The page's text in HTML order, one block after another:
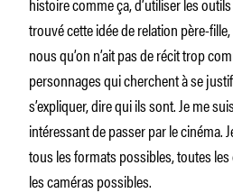
trouvé cette idée de relation père-
nous qu’on n’ait pas de récit trop
personnages qui cherchent à se
s’expliquer, dire qui ils sont. Je me
intéressant de passer par le cinéma.
tous les formats possibles, toutes
les caméras possibles.